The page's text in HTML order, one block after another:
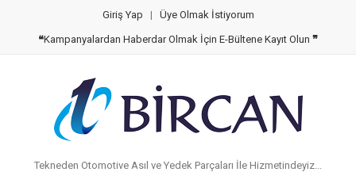
Giriş Yap | Üye Olmak İstiyorum
❝Kampanyalardan Haberdar Olmak İçin E-Bültene Kayıt Olun ❞
Tekneden Otomotive Asıl ve Yedek Parçaları İle Hizmetindeyiz...